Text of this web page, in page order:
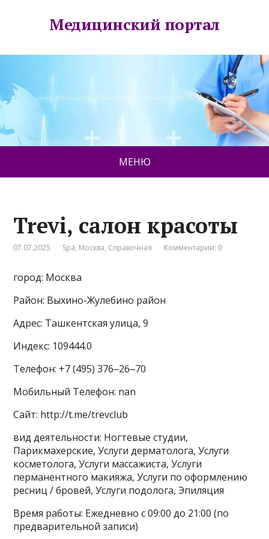
Медицинский портал
МЕНЮ
Trevi, салон красоты
07.07.2025 Spa, Москва, Справочная Комментарии: 0
город: Москва
Район: Выхино-Жулебино район
Адрес: Ташкентская улица, 9
Индекс: 109444.0
Телефон: +7 (495) 376‒26‒70
Мобильный Телефон: nan
Сайт: http://t.me/trevclub
вид деятельности: Ногтевые студии,
Парикмахерские, Услуги дерматолога, Услуги
косметолога, Услуги массажиста, Услуги
перманентного макияжа, Услуги по оформлению
ресниц / бровей, Услуги подолога, Эпиляция
Время работы: Ежедневно с 09:00 до 21:00 (по
предварительной записи)